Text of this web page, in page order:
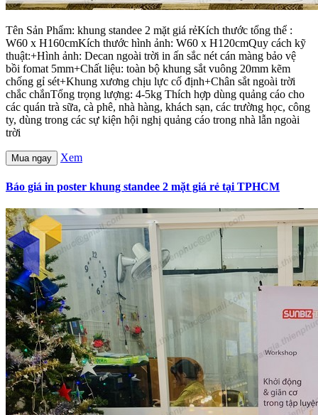
Tên Sản Phẩm: khung standee 2 mặt giá rẻKích thước tổng thể :
W60 x H160cmKích thước hình ảnh: W60 x H120cmQuy cách kỹ
thuật:+Hình ảnh: Decan ngoài trời in ấn sắc nét cán màng bảo vệ
bồi fomat 5mm+Chất liệu: toàn bộ khung sắt vuông 20mm kẽm
chống gỉ sét+Khung xương chịu lực cố định+Chân sắt ngoài trời
chắc chắnTổng trọng lượng: 4-5kg Thích hợp dùng quảng cáo cho
các quán trà sữa, cà phê, nhà hàng, khách sạn, các trường học, công
ty, dùng trong các sự kiện hội nghị quảng cáo trong nhà lẫn ngoài
trời
Mua ngay Xem
Báo giá in poster khung standee 2 mặt giá rẻ tại TPHCM